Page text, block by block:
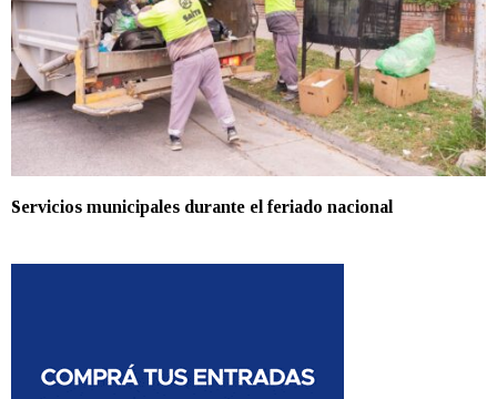
Servicios municipales durante el feriado nacional